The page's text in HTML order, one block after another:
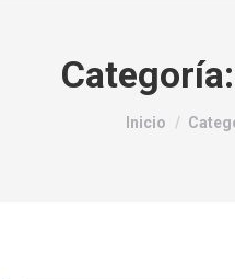
Categoría:
Estás aquí:
Inicio